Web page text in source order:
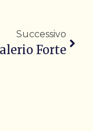
Successivo
Forte